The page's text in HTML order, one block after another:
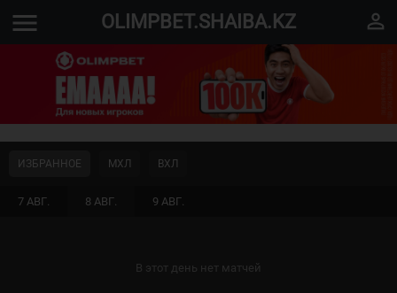
menu OLIMPBET.SHAIBA.KZ perm_identity
7 АВГ. 8 АВГ. 9 АВГ.
ИЗБРАННОЕ МХЛ ВХЛ
В этот день нет матчей